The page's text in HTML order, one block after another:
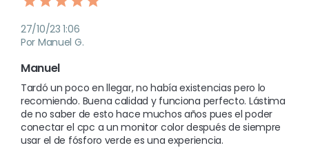
27/10/23 1:06
Por Manuel G.
Manuel
Tardó un poco en llegar, no había existencias pero lo
recomiendo. Buena calidad y funciona perfecto. Lástima
de no saber de esto hace muchos años pues el poder
conectar el cpc a un monitor color después de siempre
usar el de fósforo verde es una experiencia.